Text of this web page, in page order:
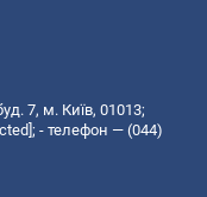
7, м. Київ, 01013;
; - телефон — (044)